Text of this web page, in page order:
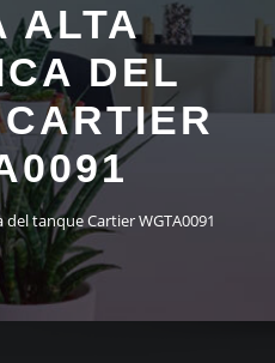
ALTA
DEL
tanque Cartier WGTA0091